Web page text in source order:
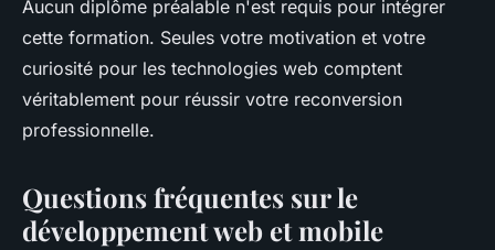
Aucun diplôme préalable n'est requis pour intégrer
cette formation. Seules votre motivation et votre
curiosité pour les technologies web comptent
véritablement pour réussir votre reconversion
professionnelle.
Questions fréquentes sur le
développement web et mobile